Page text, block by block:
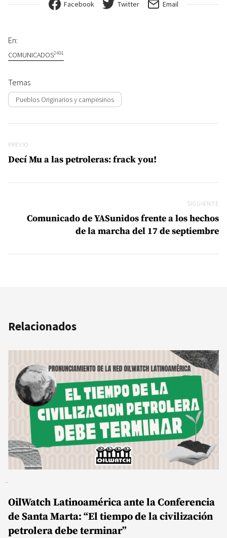
Facebook Twitter Email
En:
COMUNICADOS2491
Temas
Pueblos Originarios y campesinos
Previo
PREVIO
Decí Mu a las petroleras: frack you!
SIGUIENTE
Comunicado de YASunidos frente a los hechos
de la marcha del 17 de septiembre
Relacionados
OilWatch Latinoamérica ante la Conferencia
de Santa Marta: “El tiempo de la civilización
petrolera debe terminar”